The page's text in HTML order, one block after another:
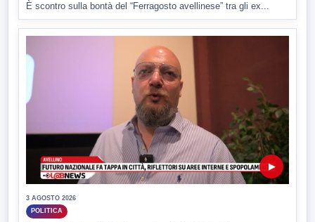
È scontro sulla bontà del “Ferragosto avellinese” tra gli ex...
▶
3 AGOSTO 2026
POLITICA